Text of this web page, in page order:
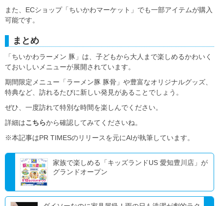
また、ECショップ「ちいかわマーケット」でも一部アイテムが購入
可能です。
まとめ
「ちいかわラーメン 豚」は、子どもから大人まで楽しめるかわいく
ておいしいメニューが展開されています。
期間限定メニュー「ラーメン豚 豚骨」や豊富なオリジナルグッズ、
特典など、訪れるたびに新しい発見があることでしょう。
ぜひ、一度訪れて特別な時間を楽しんでください。
詳細はこちらから確認してみてくださいね。
※本記事はPR TIMESのリリースを元にAIが執筆しています。
家族で楽しめる「キッズランドUS 愛知豊川店」が
グランドオープン